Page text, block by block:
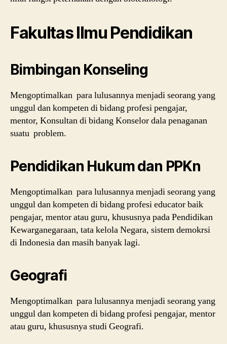
Fakultas Ilmu Pendidikan
Bimbingan Konseling
Mengoptimalkan para lulusannya menjadi seorang yang
unggul dan kompeten di bidang profesi pengajar,
mentor, Konsultan di bidang Konselor dala penaganan
suatu problem.
Pendidikan Hukum dan PPKn
Mengoptimalkan para lulusannya menjadi seorang yang
unggul dan kompeten di bidang profesi educator baik
pengajar, mentor atau guru, khususnya pada Pendidikan
Kewarganegaraan, tata kelola Negara, sistem demokrsi
di Indonesia dan masih banyak lagi.
Geografi
Mengoptimalkan para lulusannya menjadi seorang yang
unggul dan kompeten di bidang profesi pengajar, mentor
atau guru, khususnya studi Geografi.